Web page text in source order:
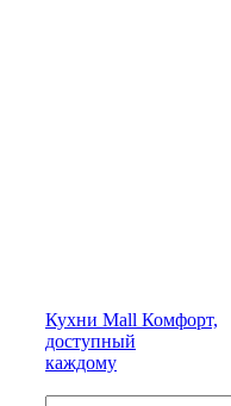
Кухни Mall Комфорт,
доступный
каждому